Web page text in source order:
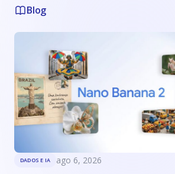
Blog
DADOS E IA ago 6, 2026